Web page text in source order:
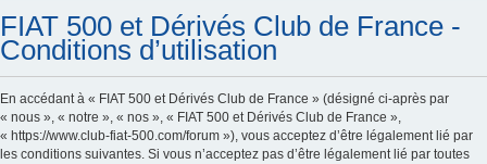
FIAT 500 et Dérivés Club de France -
Conditions d’utilisation
En accédant à « FIAT 500 et Dérivés Club de France » (désigné ci-après par
« nous », « notre », « nos », « FIAT 500 et Dérivés Club de France »,
« https://www.club-fiat-500.com/forum »), vous acceptez d’être légalement lié par
les conditions suivantes. Si vous n’acceptez pas d’être légalement lié par toutes